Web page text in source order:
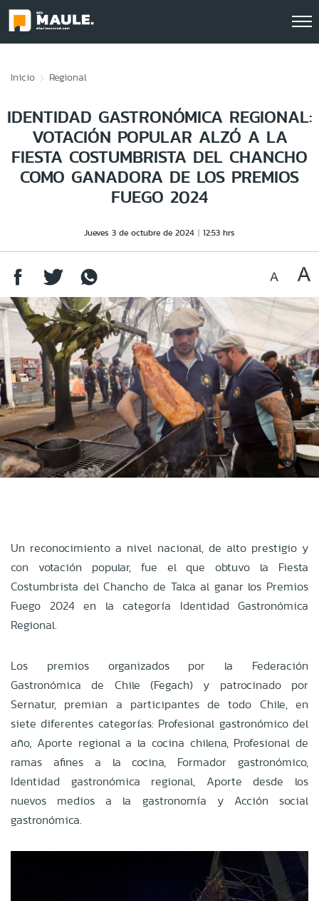
Inicio Regional
IDENTIDAD GASTRONÓMICA REGIONAL:
VOTACIÓN POPULAR ALZÓ A LA
FIESTA COSTUMBRISTA DEL CHANCHO
COMO GANADORA DE LOS PREMIOS
FUEGO 2024
Jueves 3 de octubre de 2024 12:53 hrs
Un reconocimiento a nivel nacional, de alto prestigio y
con votación popular, fue el que obtuvo la Fiesta
Costumbrista del Chancho de Talca al ganar los Premios
Fuego 2024 en la categoría Identidad Gastronómica
Regional.
Los premios organizados por la Federación
Gastronómica de Chile (Fegach) y patrocinado por
Sernatur, premian a participantes de todo Chile, en
siete diferentes categorías: Profesional gastronómico del
año, Aporte regional a la cocina chilena, Profesional de
ramas afines a la cocina, Formador gastronómico,
Identidad gastronómica regional, Aporte desde los
nuevos medios a la gastronomía y Acción social
gastronómica.